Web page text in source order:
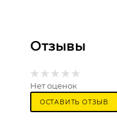
Отзывы
Нет оценок
ОСТАВИТЬ ОТЗЫВ